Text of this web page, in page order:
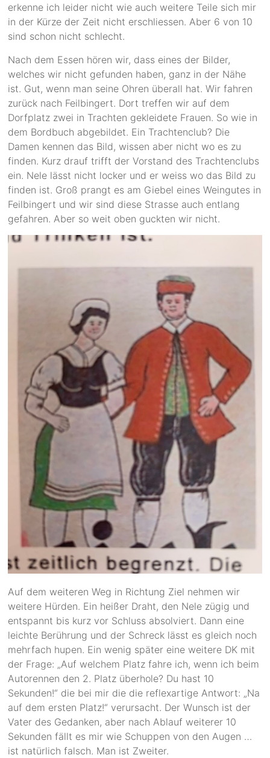
erkenne ich leider nicht wie auch weitere Teile sich mir
in der Kürze der Zeit nicht erschliessen. Aber 6 von 10
sind schon nicht schlecht.
Nach dem Essen hören wir, dass eines der Bilder,
welches wir nicht gefunden haben, ganz in der Nähe
ist. Gut, wenn man seine Ohren überall hat. Wir fahren
zurück nach Feilbingert. Dort treffen wir auf dem
Dorfplatz zwei in Trachten gekleidete Frauen. So wie in
dem Bordbuch abgebildet. Ein Trachtenclub? Die
Damen kennen das Bild, wissen aber nicht wo es zu
finden. Kurz drauf trifft der Vorstand des Trachtenclubs
ein. Nele lässt nicht locker und er weiss wo das Bild zu
finden ist. Groß prangt es am Giebel eines Weingutes in
Feilbingert und wir sind diese Strasse auch entlang
gefahren. Aber so weit oben guckten wir nicht.
Auf dem weiteren Weg in Richtung Ziel nehmen wir
weitere Hürden. Ein heißer Draht, den Nele zügig und
entspannt bis kurz vor Schluss absolviert. Dann eine
leichte Berührung und der Schreck lässt es gleich noch
mehrfach hupen. Ein wenig später eine weitere DK mit
der Frage: „Auf welchem Platz fahre ich, wenn ich beim
Autorennen den 2. Platz überhole? Du hast 10
Sekunden!“ die bei mir die die reflexartige Antwort: „Na
auf dem ersten Platz!“ verursacht. Der Wunsch ist der
Vater des Gedanken, aber nach Ablauf weiterer 10
Sekunden fällt es mir wie Schuppen von den Augen …
ist natürlich falsch. Man ist Zweiter.